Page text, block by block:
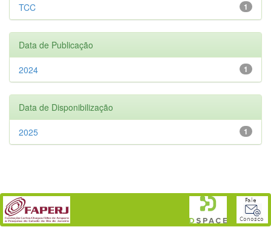
1
TCC
Data de Publicação
1
2024
Data de Disponibilização
1
2025